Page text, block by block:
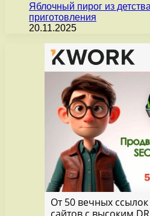
Яблочный пирог из
приготовления
20.11.2025